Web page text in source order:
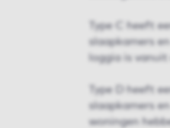
Type C heeft
slaapkamers
loggia is
Type D heeft
slaapkamers
woningen